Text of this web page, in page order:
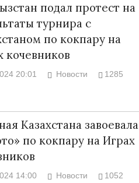
подал протест на
турнира с
по кокпару на
кочевников
20:01 Новости 1285
Казахстана завоевала
по кокпару на Играх
14:00 Новости 1052